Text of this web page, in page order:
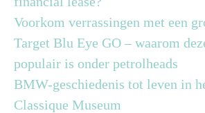
Voorkom verrassingen met een
Target Blu Eye GO – waarom
populair is onder petrolheads
BMW-geschiedenis tot leven in
Classique Museum